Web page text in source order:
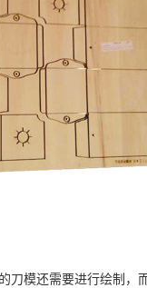
刀模还需要进行绘制，